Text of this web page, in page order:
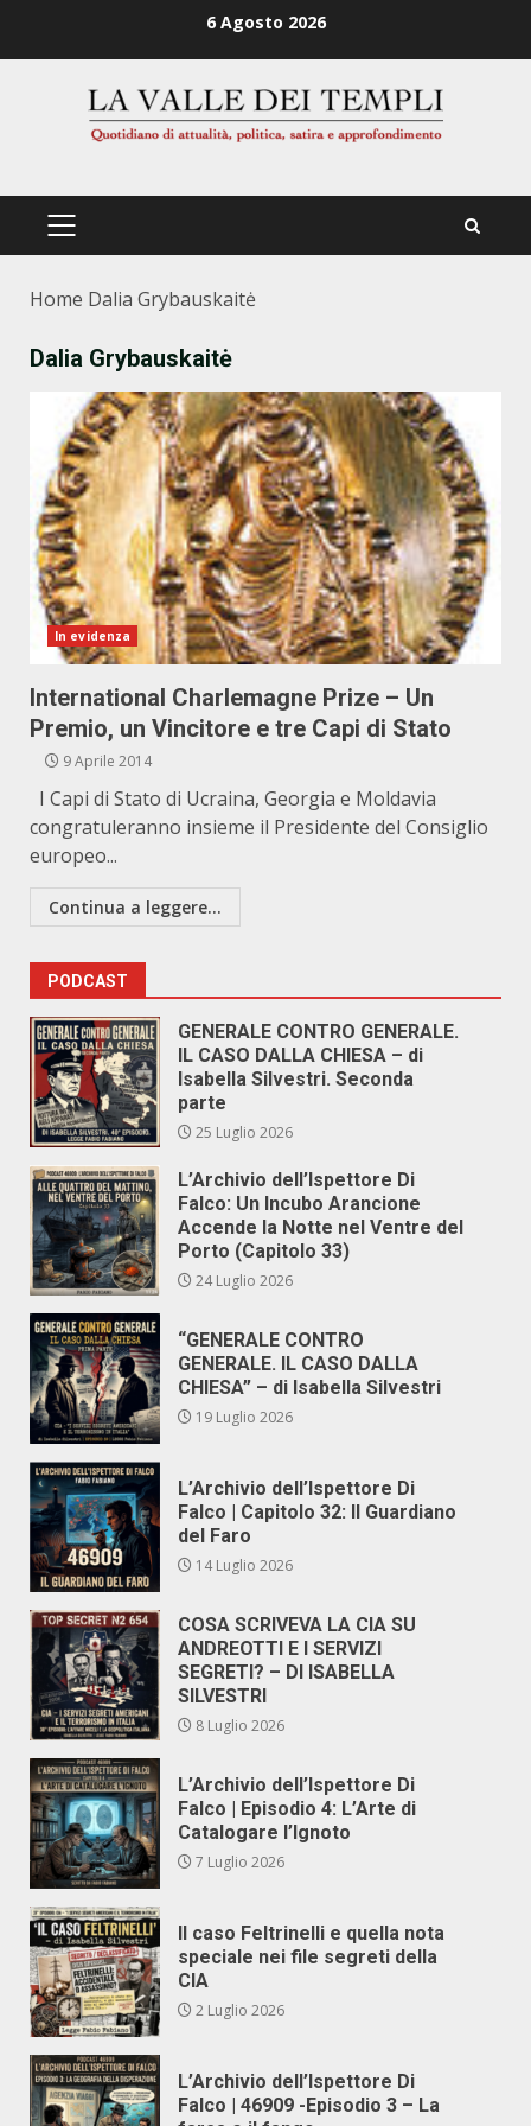
6 Agosto 2026
PRIMÄRES
Home Dalia Grybauskaitė
Dalia Grybauskaitė
In evidenza
International Charlemagne Prize – Un
Premio, un Vincitore e tre Capi di Stato
9 Aprile 2014
I Capi di Stato di Ucraina, Georgia e Moldavia
congratuleranno insieme il Presidente del Consiglio
europeo...
Continua a leggere...
PODCAST
GENERALE CONTRO GENERALE.
IL CASO DALLA CHIESA – di
Isabella Silvestri. Seconda
parte
25 Luglio 2026
L’Archivio dell’Ispettore Di
Falco: Un Incubo Arancione
Accende la Notte nel Ventre del
Porto (Capitolo 33)
24 Luglio 2026
“GENERALE CONTRO
GENERALE. IL CASO DALLA
CHIESA” – di Isabella Silvestri
19 Luglio 2026
L’Archivio dell’Ispettore Di
Falco | Capitolo 32: Il Guardiano
del Faro
14 Luglio 2026
COSA SCRIVEVA LA CIA SU
ANDREOTTI E I SERVIZI
SEGRETI? – DI ISABELLA
SILVESTRI
8 Luglio 2026
L’Archivio dell’Ispettore Di
Falco | Episodio 4: L’Arte di
Catalogare l’Ignoto
7 Luglio 2026
Il caso Feltrinelli e quella nota
speciale nei file segreti della
CIA
2 Luglio 2026
L’Archivio dell’Ispettore Di
Falco | 46909 -Episodio 3 – La